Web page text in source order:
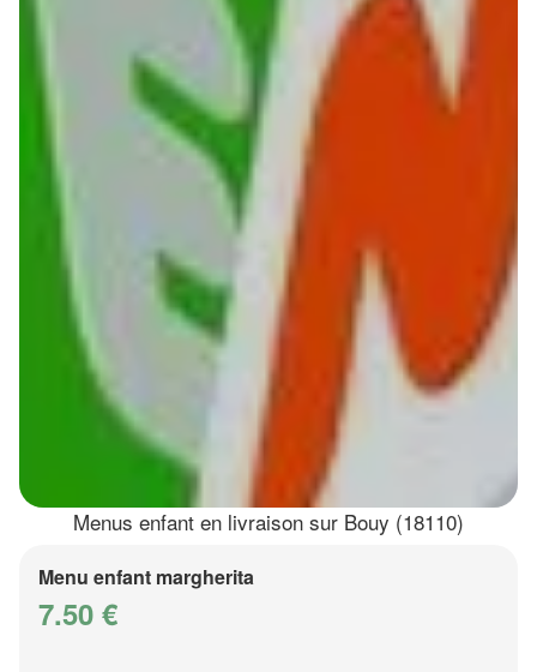
Menus enfant en livraison sur Bouy (18110)
Menu enfant margherita
7.50 €